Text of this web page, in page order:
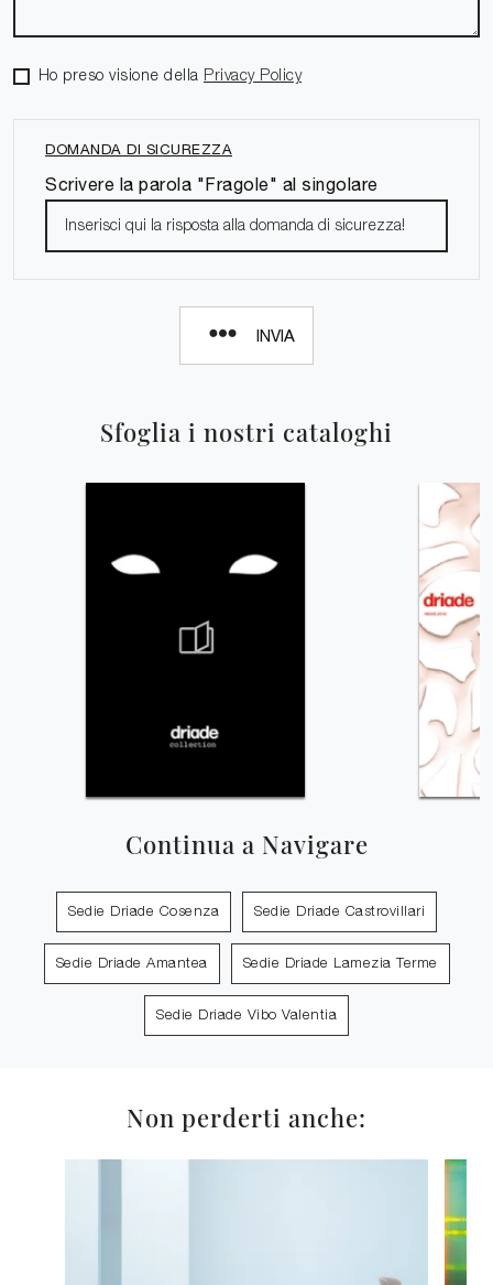
Sfoglia i nostri cataloghi
Continua a Navigare
Sedie Driade Cosenza Sedie Driade Castrovillari
Sedie Driade Amantea Sedie Driade Lamezia Terme
Sedie Driade Vibo Valentia
Ho preso visione della Privacy Policy
DOMANDA DI SICUREZZA
Scrivere la parola "Fragole" al singolare
INVIA
Non perderti anche: